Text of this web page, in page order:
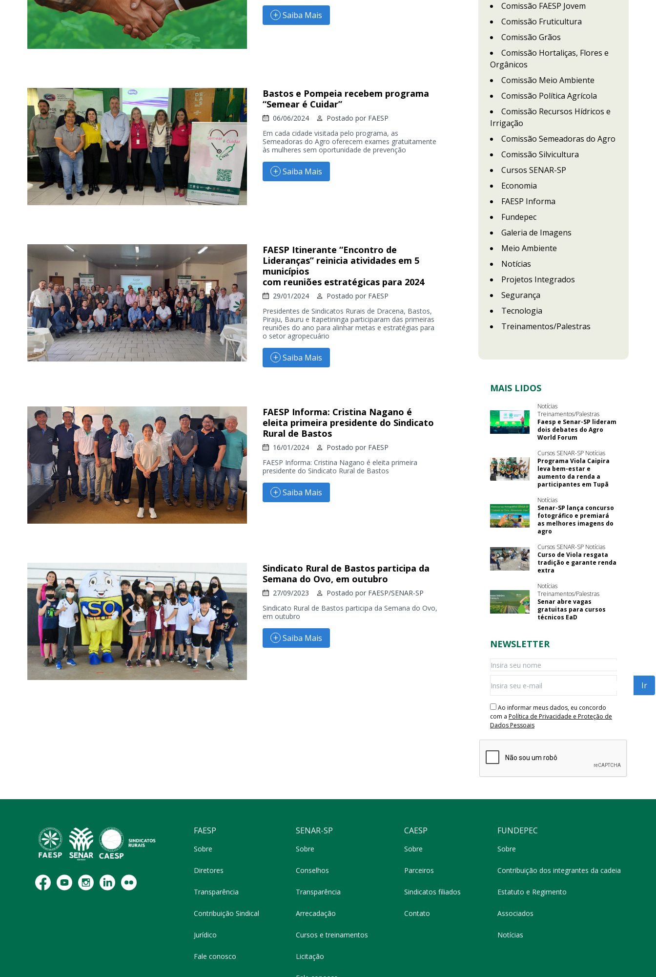
Saiba Mais
Bastos e Pompeia recebem programa
“Semear é Cuidar”
06/06/2024 Postado por FAESP
Em cada cidade visitada pelo programa, as
Semeadoras do Agro oferecem exames gratuitamente
às mulheres sem oportunidade de prevenção
Saiba Mais
FAESP Itinerante “Encontro de
Lideranças” reinicia atividades em 5
municípios
com reuniões estratégicas para 2024
29/01/2024 Postado por FAESP
Presidentes de Sindicatos Rurais de Dracena, Bastos,
Piraju, Bauru e Itapetininga participaram das primeiras
reuniões do ano para alinhar metas e estratégias para
o setor agropecuário
Saiba Mais
FAESP Informa: Cristina Nagano é
eleita primeira presidente do Sindicato
Rural de Bastos
16/01/2024 Postado por FAESP
FAESP Informa: Cristina Nagano é eleita primeira
presidente do Sindicato Rural de Bastos
Saiba Mais
Sindicato Rural de Bastos participa da
Semana do Ovo, em outubro
27/09/2023 Postado por FAESP/SENAR-SP
Sindicato Rural de Bastos participa da Semana do Ovo,
em outubro
Saiba Mais
Comissão FAESP Jovem
Comissão Fruticultura
Comissão Grãos
Comissão Hortaliças, Flores e
Orgânicos
Comissão Meio Ambiente
Comissão Política Agrícola
Comissão Recursos Hídricos e
Irrigação
Comissão Semeadoras do Agro
Comissão Silvicultura
Cursos SENAR-SP
Economia
FAESP Informa
Fundepec
Galeria de Imagens
Meio Ambiente
Notícias
Projetos Integrados
Segurança
Tecnologia
Treinamentos/Palestras
MAIS LIDOS
Notícias
Treinamentos/Palestras
Faesp e Senar-SP lideram
dois debates do Agro
World Forum
Cursos SENAR-SP Notícias
Programa Viola Caipira
leva bem-estar e
aumento da renda a
participantes em Tupã
Notícias
Senar-SP lança concurso
fotográfico e premiará
as melhores imagens do
agro
Cursos SENAR-SP Notícias
Curso de Viola resgata
tradição e garante renda
extra
Notícias
Treinamentos/Palestras
Senar abre vagas
gratuitas para cursos
técnicos EaD
NEWSLETTER
Ao informar meus dados, eu concordo
com a Política de Privacidade e Proteção de
Dados Pessoais
FAESP
Sobre
Diretores
Transparência
Contribuição Sindical
Jurídico
Fale conosco
SENAR-SP
Sobre
Conselhos
Transparência
Arrecadação
Cursos e treinamentos
Licitação
CAESP
Sobre
Parceiros
Sindicatos filiados
Contato
FUNDEPEC
Sobre
Contribuição dos integrantes da cadeia
Estatuto e Regimento
Associados
Notícias